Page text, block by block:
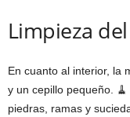
Limpieza
En cuanto al interior, la
y un cepillo pequeño.
piedras, ramas y